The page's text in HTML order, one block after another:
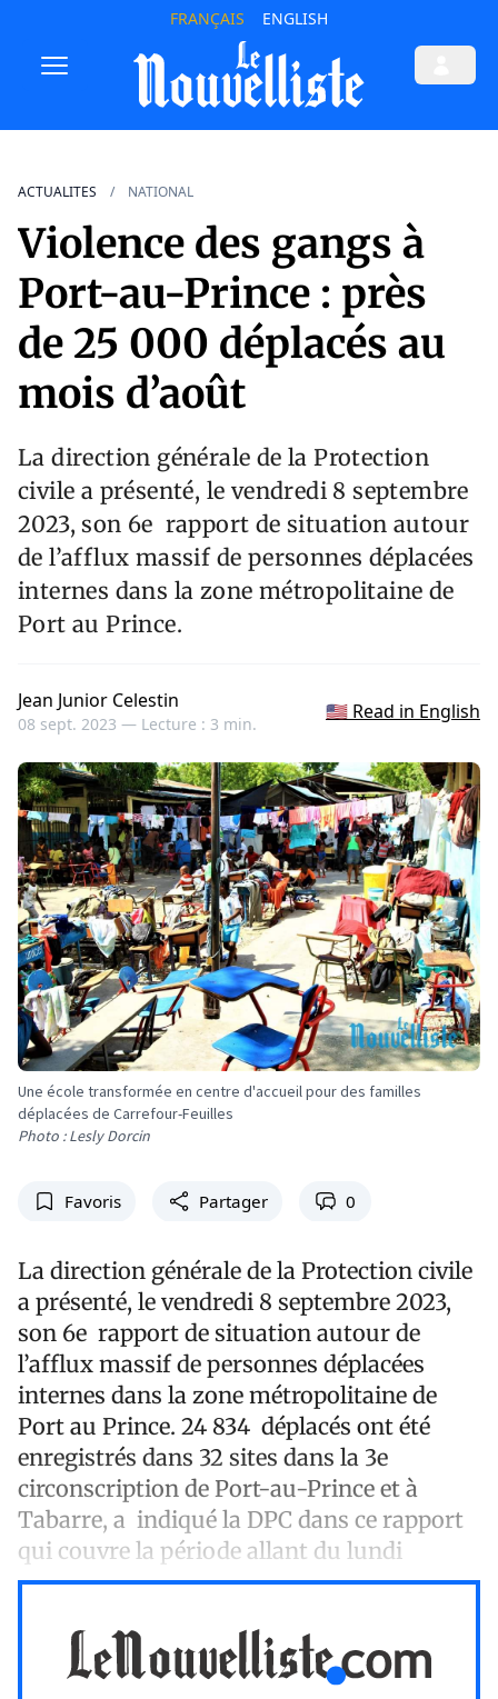
FRANÇAIS ENGLISH
ACTUALITES NATIONAL
Violence des gangs à
Port-au-Prince : près
de 25 000 déplacés au
mois d’août
La direction générale de la Protection
civile a présenté, le vendredi 8 septembre
2023, son 6e rapport de situation autour
de l’afflux massif de personnes déplacées
internes dans la zone métropolitaine de
Port au Prince.
Jean Junior Celestin
08 sept. 2023 — Lecture : 3 min.
🇺🇸 Read in English
Une école transformée en centre d'accueil pour des familles
déplacées de Carrefour-Feuilles
Photo : Lesly Dorcin
Favoris Partager 0
La direction générale de la Protection civile
a présenté, le vendredi 8 septembre 2023,
son 6e rapport de situation autour de
l’afflux massif de personnes déplacées
internes dans la zone métropolitaine de
Port au Prince. 24 834 déplacés ont été
enregistrés dans 32 sites dans la 3e
circonscription de Port-au-Prince et à
Tabarre, a indiqué la DPC dans ce rapport
qui couvre la période allant du lundi